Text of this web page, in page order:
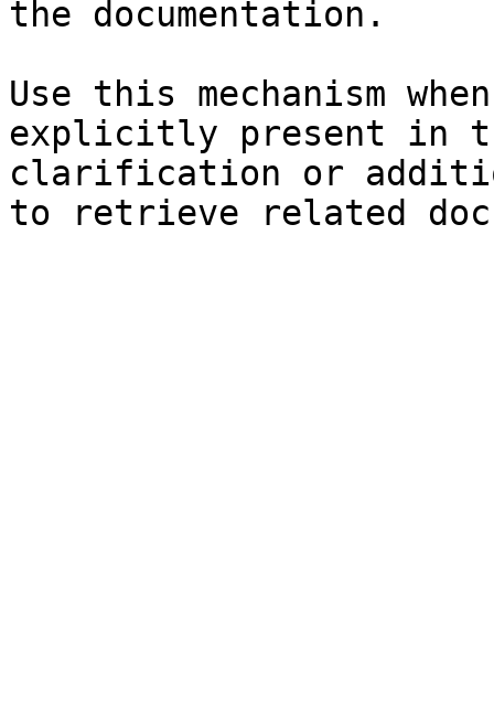
the documentation.
Use this mechanism
explicitly present in
clarification or